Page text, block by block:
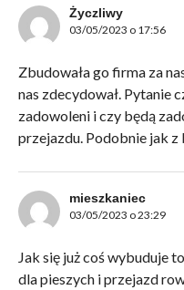
Życzliwy
03/05/2023 o 17:56
Zbudowała go firma za
nas zdecydował. Pytanie
zadowoleni i czy będą
przejazdu. Podobnie jak z
mieszkaniec
03/05/2023 o 23:29
Jak się już coś wybuduje
dla pieszych i przejazd